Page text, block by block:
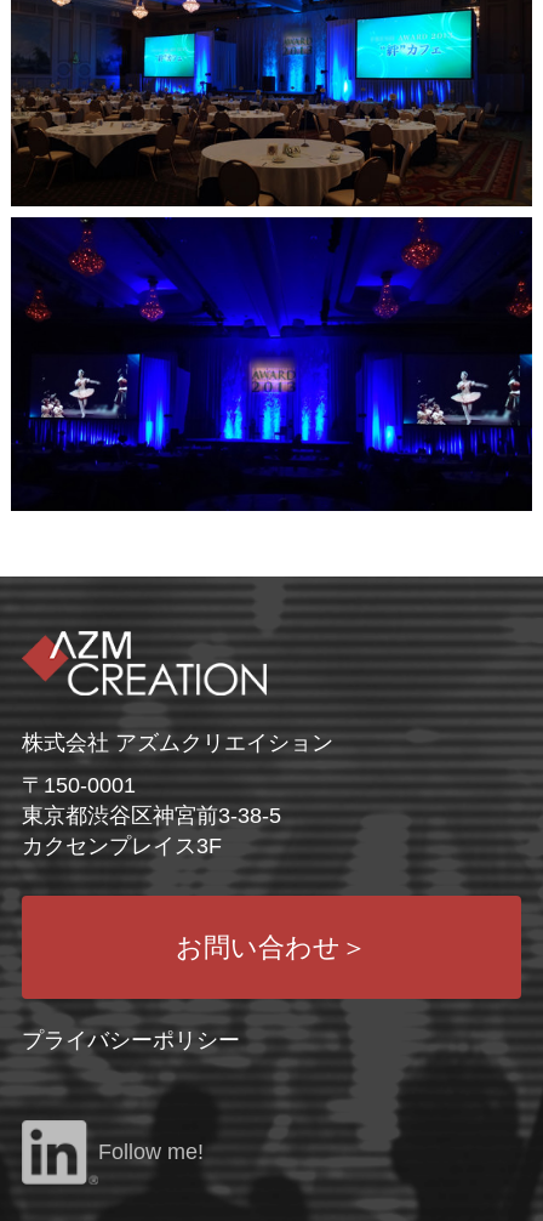
株式会社 アズムクリエイション
〒150-0001
東京都渋谷区神宮前3-38-5
カクセンプレイス3F
お問い合わせ ＞
プライバシーポリシー
Follow me!